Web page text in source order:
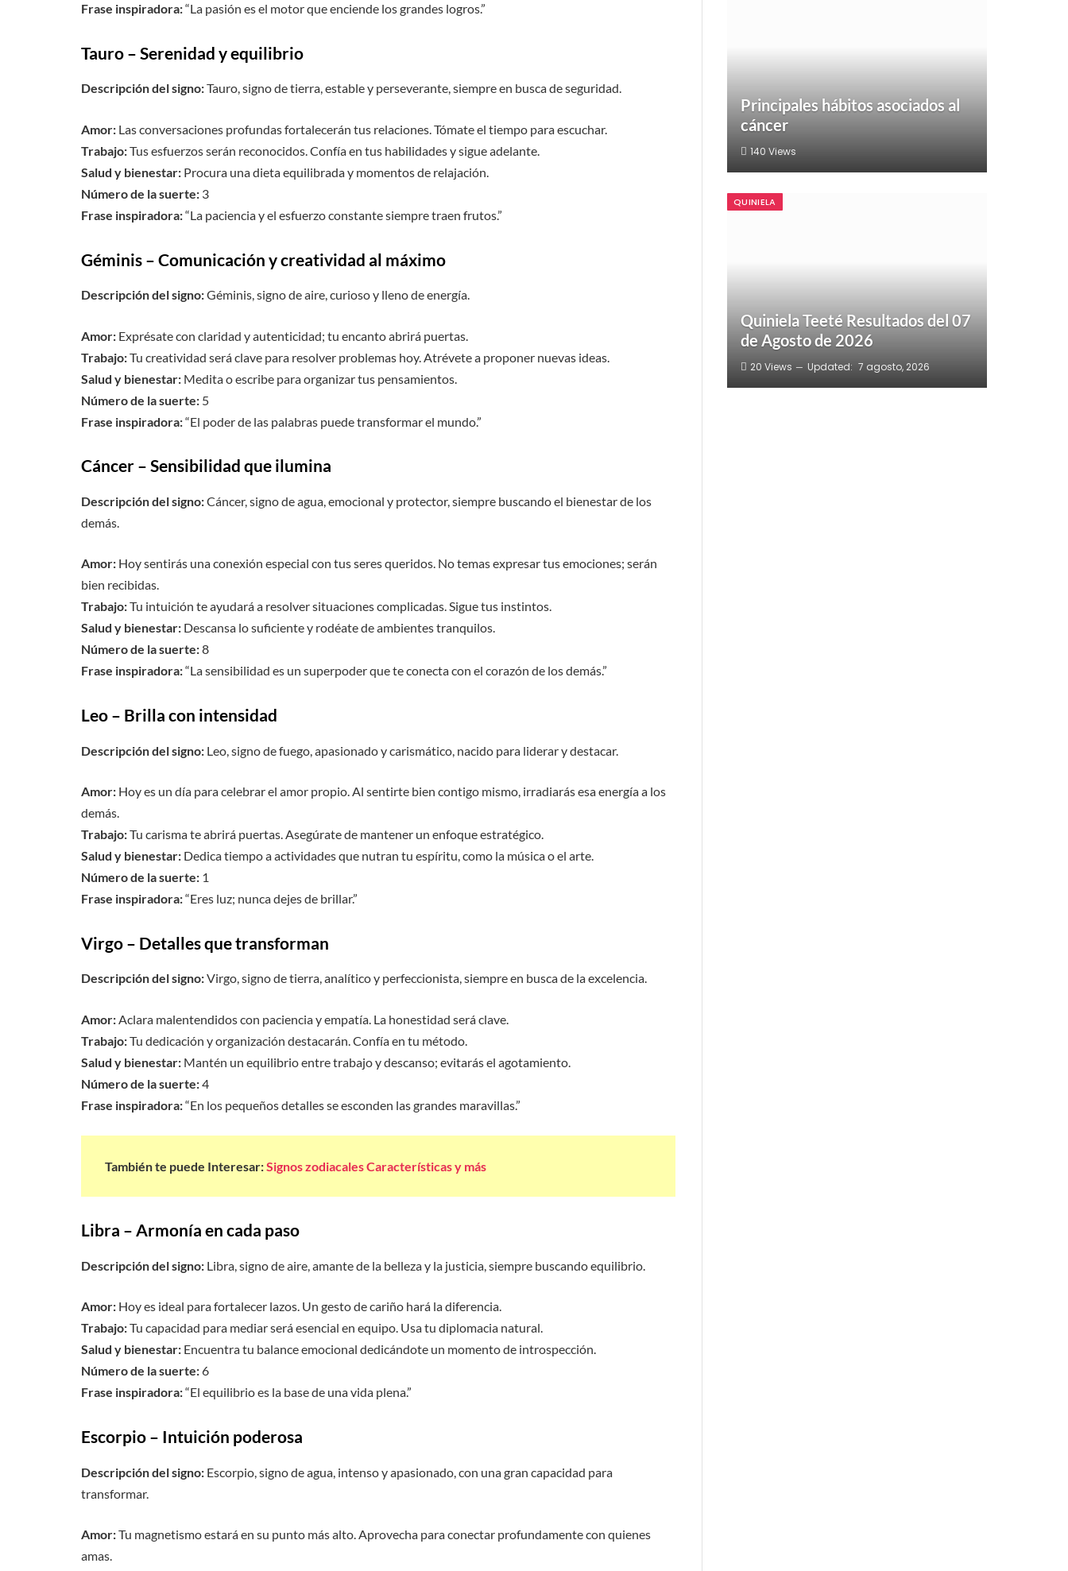
Frase inspiradora:“La pasión es el motor que enciende los grandes logros.”
Tauro – Serenidad y equilibrio
Descripción del signo:Tauro, signo de tierra, estable y perseverante, siempre en busca de seguridad.
Amor: Las conversaciones profundas fortalecerán tus relaciones. Tómate el tiempo para escuchar.
Trabajo:Tus esfuerzos serán reconocidos. Confía en tus habilidades y sigue adelante.
Salud y bienestar: Procura una dieta equilibrada y momentos de relajación.
Número de la suerte: 3
Frase inspiradora:“La paciencia y el esfuerzo constante siempre traen frutos.”
Géminis – Comunicación y creatividad al máximo
Descripción del signo:Géminis, signo de aire, curioso y lleno de energía.
Amor: Exprésate con claridad y autenticidad; tu encanto abrirá puertas.
Trabajo:Tu creatividad será clave para resolver problemas hoy. Atrévete a proponer nuevas ideas.
Salud y bienestar: Medita o escribe para organizar tus pensamientos.
Número de la suerte: 5
Frase inspiradora:“El poder de las palabras puede transformar el mundo.”
Cáncer – Sensibilidad que ilumina
Descripción del signo:Cáncer, signo de agua, emocional y protector, siempre buscando el bienestar de los
demás.
Amor: Hoy sentirás una conexión especial con tus seres queridos. No temas expresar tus emociones; serán
bien recibidas.
Trabajo:Tu intuición te ayudará a resolver situaciones complicadas. Sigue tus instintos.
Salud y bienestar: Descansa lo suficiente y rodéate de ambientes tranquilos.
Número de la suerte:8
Frase inspiradora:“La sensibilidad es un superpoder que te conecta con el corazón de los demás.”
Leo – Brilla con intensidad
Descripción del signo: Leo, signo de fuego, apasionado y carismático, nacido para liderar y destacar.
Amor: Hoy es un día para celebrar el amor propio. Al sentirte bien contigo mismo, irradiarás esa energía a los
demás.
Trabajo:Tu carisma te abrirá puertas. Asegúrate de mantener un enfoque estratégico.
Salud y bienestar: Dedica tiempo a actividades que nutran tu espíritu, como la música o el arte.
Número de la suerte: 1
Frase inspiradora:“Eres luz; nunca dejes de brillar.”
Virgo – Detalles que transforman
Descripción del signo:Virgo, signo de tierra, analítico y perfeccionista, siempre en busca de la excelencia.
Amor:Aclara malentendidos con paciencia y empatía. La honestidad será clave.
Trabajo:Tu dedicación y organización destacarán. Confía en tu método.
Salud y bienestar: Mantén un equilibrio entre trabajo y descanso; evitarás el agotamiento.
Número de la suerte:4
Frase inspiradora:“En los pequeños detalles se esconden las grandes maravillas.”
También te puede Interesar:Signos zodiacales Características y más
Libra – Armonía en cada paso
Descripción del signo: Libra, signo de aire, amante de la belleza y la justicia, siempre buscando equilibrio.
Amor: Hoy es ideal para fortalecer lazos. Un gesto de cariño hará la diferencia.
Trabajo:Tu capacidad para mediar será esencial en equipo. Usa tu diplomacia natural.
Salud y bienestar: Encuentra tu balance emocional dedicándote un momento de introspección.
Número de la suerte:6
Frase inspiradora:“El equilibrio es la base de una vida plena.”
Escorpio – Intuición poderosa
Descripción del signo: Escorpio, signo de agua, intenso y apasionado, con una gran capacidad para
transformar.
Amor:Tu magnetismo estará en su punto más alto. Aprovecha para conectar profundamente con quienes
amas.
Principales hábitos asociados al
cáncer
140 Views
QUINIELA
Quiniela Teeté Resultados del 07
de Agosto de 2026
20 Views Updated: 7 agosto, 2026